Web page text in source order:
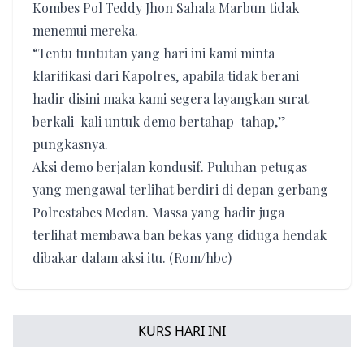
Kombes Pol Teddy Jhon Sahala Marbun tidak
menemui mereka.
“Tentu tuntutan yang hari ini kami minta
klarifikasi dari Kapolres, apabila tidak berani
hadir disini maka kami segera layangkan surat
berkali-kali untuk demo bertahap-tahap,”
pungkasnya.
Aksi demo berjalan kondusif. Puluhan petugas
yang mengawal terlihat berdiri di depan gerbang
Polrestabes Medan. Massa yang hadir juga
terlihat membawa ban bekas yang diduga hendak
dibakar dalam aksi itu. (Rom/hbc)
KURS HARI INI